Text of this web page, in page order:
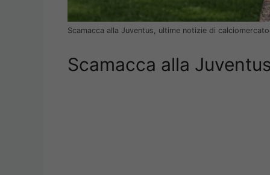
Scamacca alla Juventus, ultime notizie di
Scamacca alla